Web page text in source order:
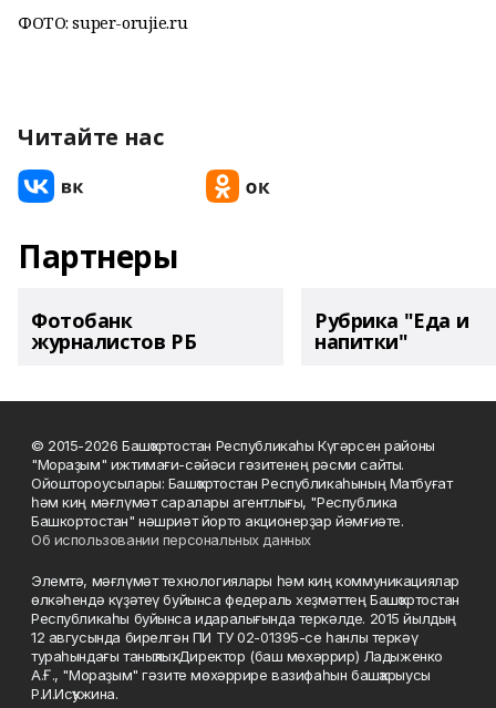
ФОТО: super-orujie.ru
Читайте нас
Партнеры
Фотобанк
журналистов РБ
Рубрика "Еда и
напитки"
© 2015-2026 Башҡортостан Республикаһы Күгәрсен районы
"Мораҙым" ижтимағи-сәйәси гәзитенең рәсми сайты.
Ойоштороусылары: Башҡортостан Республикаһының Матбуғат
һәм киң мәғлүмәт саралары агентлығы, "Республика
Башкортостан" нәшриәт йорто акционерҙар йәмғиәте.
Об использовании персональных данных
Элемтә, мәғлүмәт технологиялары һәм киң коммуникациялар
өлкәһендә күҙәтеү буйынса федераль хеҙмәттең Башҡортостан
Республикаһы буйынса идаралығында теркәлде. 2015 йылдың
12 авгусында бирелгән ПИ ТУ 02-01395-се һанлы теркәү
тураһындағы таныҡлыҡ. Директор (баш мөхәррир) Ладыженко
А.Ғ., "Мораҙым" гәзите мөхәррире вазифаһын башҡарыусы
Р.И.Исҡужина.